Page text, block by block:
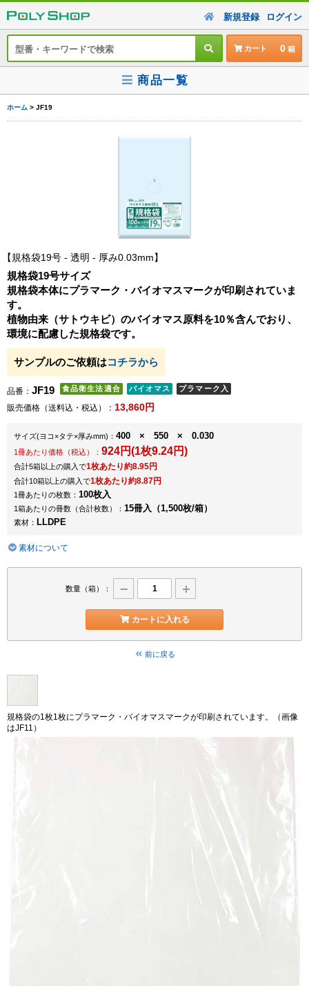
新規登録 ログイン
カート 0
商品一覧
ホーム > JF19
規格袋19号 - 透明 - 厚み0.03mm
規格袋19号サイズ
規格袋本体にプラマーク・バイオマスマークが印刷されていま
す。
植物由来（サトウキビ）のバイオマス原料を10％含んでおり、
環境に配慮した規格袋です。
サンプルのご依頼はコチラから
品番： JF19
販売価格（送料込・税込）： 13,860円
サイズ(ヨコ×タテ×厚みmm) ： 400 × 550 × 0.030
1冊あたり価格（税込）： 924円(1枚9.24円)
合計5箱以上の購入で1枚あたり約8.95円
合計10箱以上の購入で1枚あたり約8.87円
1冊あたりの枚数： 100枚入
1箱あたりの冊数（合計枚数）： 15冊入（1,500枚/箱）
素材： LLDPE
素材について
規格袋の1枚1枚にプラマーク・バイオマスマークが印刷されています。（画像
はJF11）
数量（箱）：
カートに入れる
前に戻る